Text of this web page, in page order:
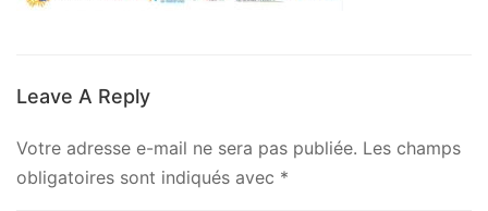
Leave A Reply
Votre adresse e-mail ne sera pas publiée. Les champs
obligatoires sont indiqués avec *